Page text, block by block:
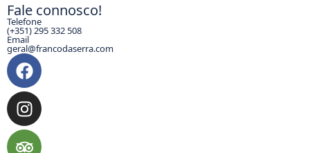
Fale connosco!
Telefone
(+351) 295 332 508
Email
geral@francodaserra.com